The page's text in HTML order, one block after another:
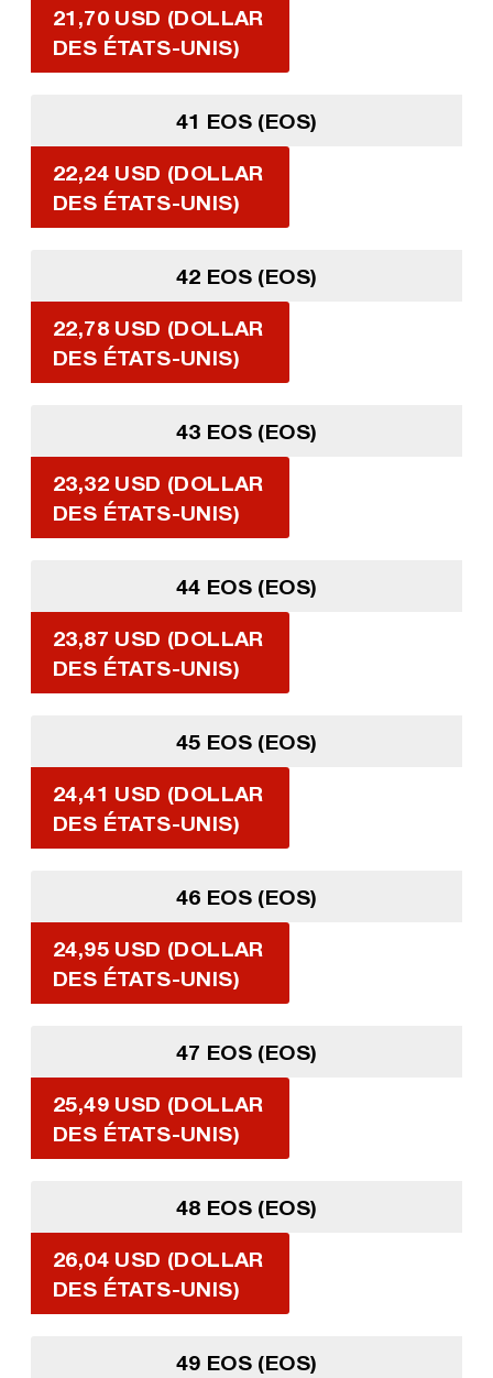
21,70 USD (DOLLAR
DES ÉTATS-UNIS)
41 EOS (EOS)
22,24 USD (DOLLAR
DES ÉTATS-UNIS)
42 EOS (EOS)
22,78 USD (DOLLAR
DES ÉTATS-UNIS)
43 EOS (EOS)
23,32 USD (DOLLAR
DES ÉTATS-UNIS)
44 EOS (EOS)
23,87 USD (DOLLAR
DES ÉTATS-UNIS)
45 EOS (EOS)
24,41 USD (DOLLAR
DES ÉTATS-UNIS)
46 EOS (EOS)
24,95 USD (DOLLAR
DES ÉTATS-UNIS)
47 EOS (EOS)
25,49 USD (DOLLAR
DES ÉTATS-UNIS)
48 EOS (EOS)
26,04 USD (DOLLAR
DES ÉTATS-UNIS)
49 EOS (EOS)